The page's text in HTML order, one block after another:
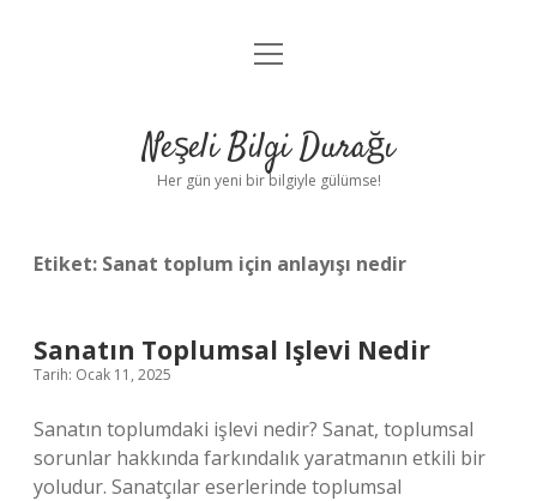
Anasayfa
Yasal Uyarı
menüyü
Neşeli Bilgi Durağı
Her gün yeni bir bilgiyle gülümse!
Etiket: Sanat toplum için anlayışı nedir
Sanatın Toplumsal Işlevi Nedir
Tarih: Ocak 11, 2025
Sanatın toplumdaki işlevi nedir? Sanat, toplumsal
sorunlar hakkında farkındalık yaratmanın etkili bir
yoludur. Sanatçılar eserlerinde toplumsal